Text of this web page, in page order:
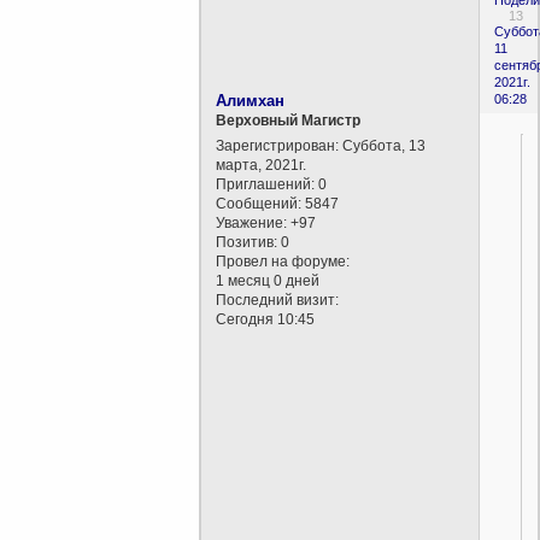
13
11
2021г.
06:28
Алимхан
Верховный Магистр
Зарегистрирован: Суббота, 13
марта, 2021г.
Приглашений: 0
Сообщений: 5847
Уважение: +97
Позитив: 0
Провел на форуме:
1 месяц 0 дней
Последний визит:
Сегодня 10:45